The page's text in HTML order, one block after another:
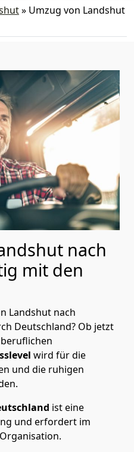
» Umzug von Landshut
nach
mit den
Landshut nach
Deutschland? Ob jetzt
wird für die
und die ruhigen
ist eine
und erfordert im